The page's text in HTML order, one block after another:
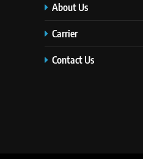
About Us
Carrier
Contact Us